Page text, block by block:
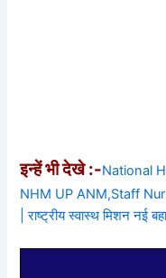
इन्हें भी देखे :-National
NHM UP ANM,Staff
| राष्ट्रीय स्वास्थ मिशन नई